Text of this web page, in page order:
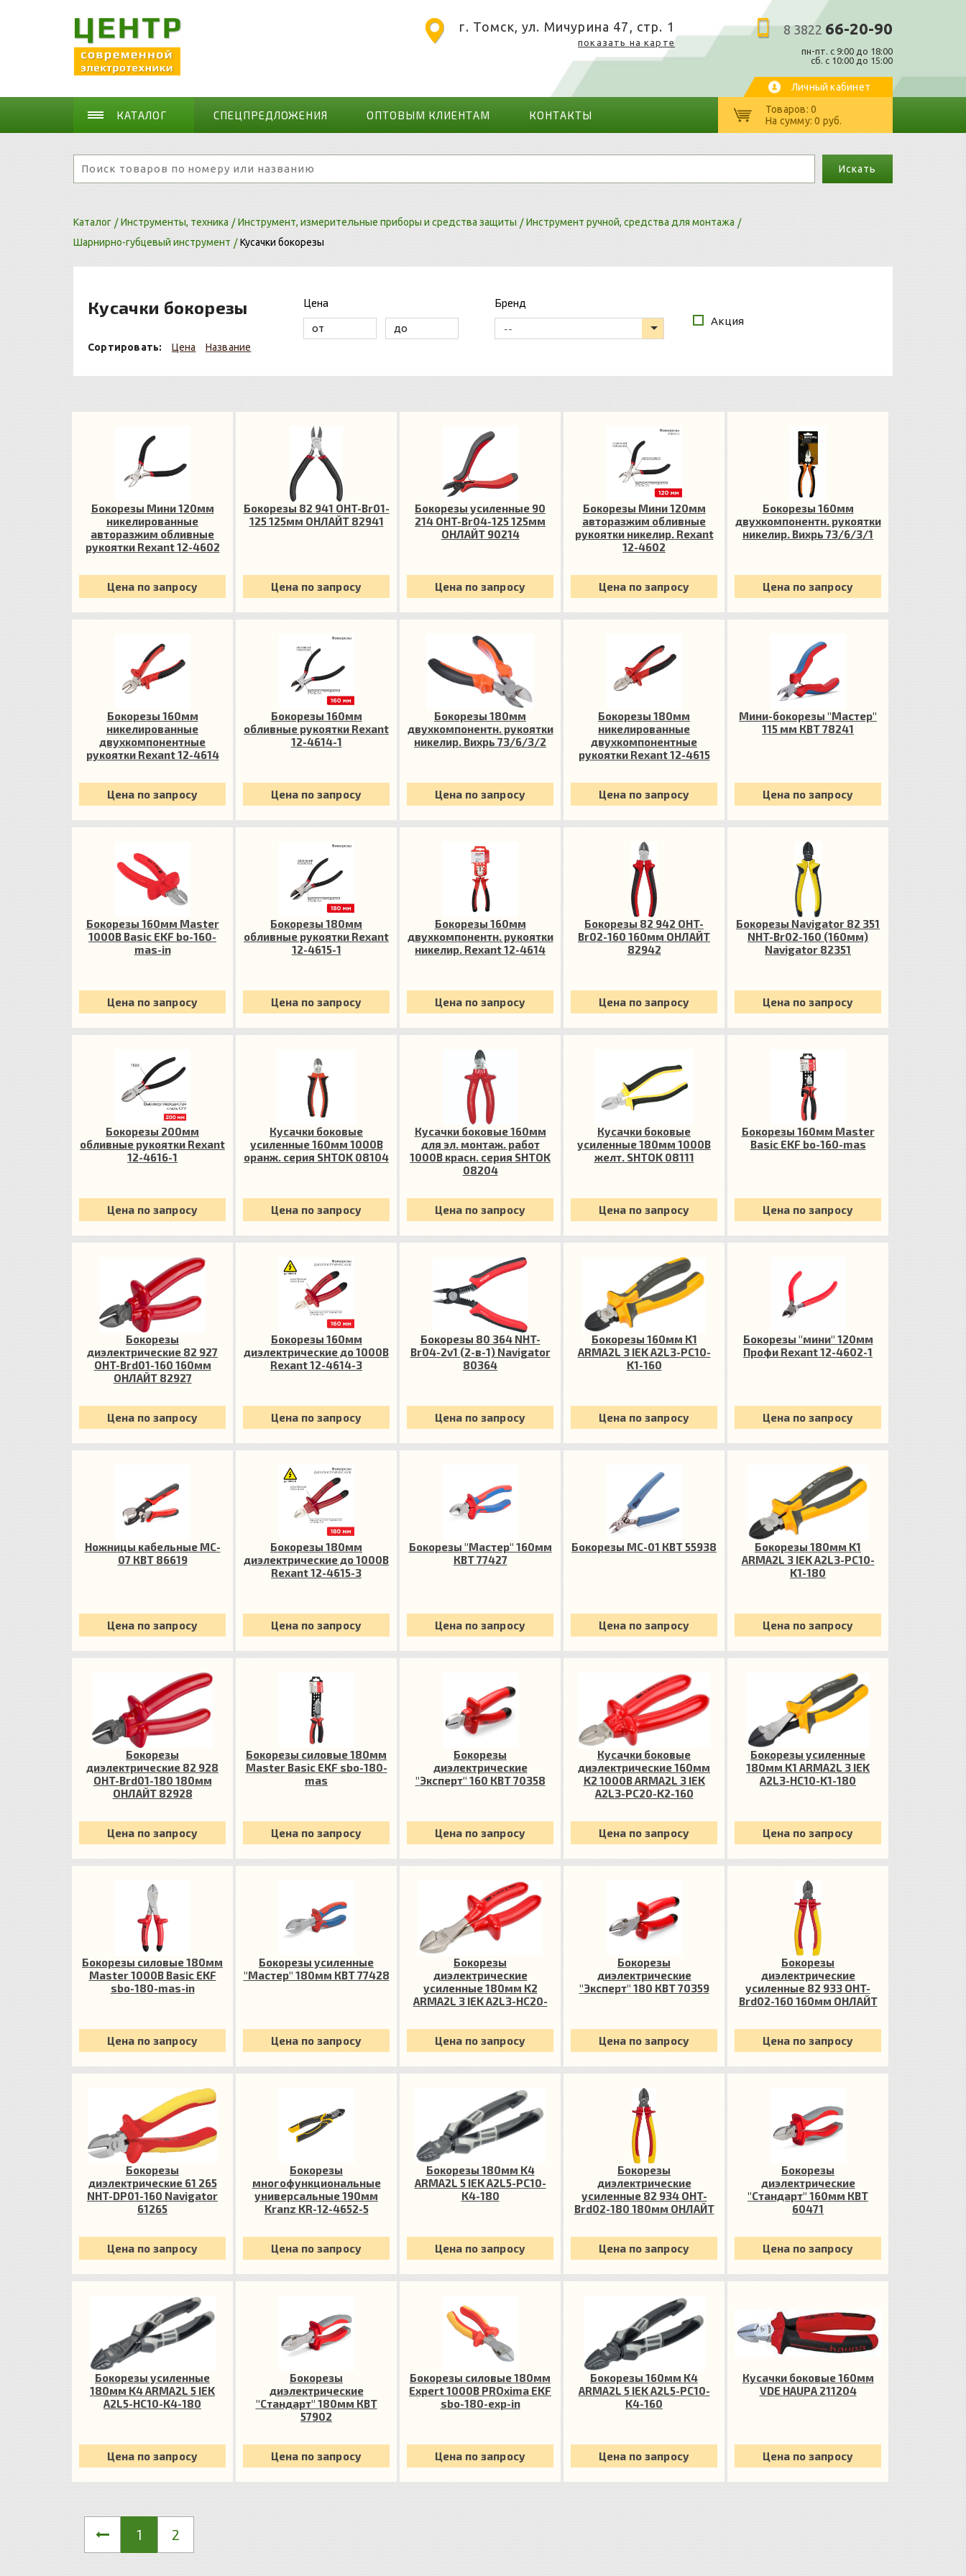
г. Томск, ул. Мичурина 47, стр. 1
показать на карте
8 3822 66-20-90
пн-пт. c 9:00 до 18:00
сб. с 10:00 до 15:00
Личный кабинет
КАТАЛОГ СПЕЦПРЕДЛОЖЕНИЯ ОПТОВЫМ КЛИЕНТАМ КОНТАКТЫ
Товаров: 0
На сумму: 0 руб.
Искать
Каталог Инструменты, техника Инструмент, измерительные приборы и средства защиты
Инструмент ручной, средства для монтажа
Шарнирно-губцевый инструмент
Кусачки бокорезы
Кусачки бокорезы
Сортировать: Цена Название
Цена Бренд
--
Акция
Бокорезы Мини 120мм
никелированные
авторазжим обливные
рукоятки Rexant 12-4602
Цена по запросу
Бокорезы 82 941 OHT-Br01-
125 125мм ОНЛАЙТ 82941
Цена по запросу
Бокорезы усиленные 90
214 OHT-Br04-125 125мм
ОНЛАЙТ 90214
Цена по запросу
Бокорезы Мини 120мм
авторазжим обливные
рукоятки никелир. Rexant
12-4602
Цена по запросу
Бокорезы 160мм
двухкомпонентн. рукоятки
никелир. Вихрь 73/6/3/1
Цена по запросу
Бокорезы 160мм
никелированные
двухкомпонентные
рукоятки Rexant 12-4614
Цена по запросу
Бокорезы 160мм
обливные рукоятки Rexant
12-4614-1
Цена по запросу
Бокорезы 180мм
двухкомпонентн. рукоятки
никелир. Вихрь 73/6/3/2
Цена по запросу
Бокорезы 180мм
никелированные
двухкомпонентные
рукоятки Rexant 12-4615
Цена по запросу
Мини-бокорезы "Мастер"
115 мм КВТ 78241
Цена по запросу
Бокорезы 160мм Master
1000В Basic EKF bo-160-
mas-in
Цена по запросу
Бокорезы 180мм
обливные рукоятки Rexant
12-4615-1
Цена по запросу
Бокорезы 160мм
двухкомпонентн. рукоятки
никелир. Rexant 12-4614
Цена по запросу
Бокорезы 82 942 OHT-
Br02-160 160мм ОНЛАЙТ
82942
Цена по запросу
Бокорезы Navigator 82 351
NHT-Br02-160 (160мм)
Navigator 82351
Цена по запросу
Бокорезы 200мм
обливные рукоятки Rexant
12-4616-1
Цена по запросу
Кусачки боковые
усиленные 160мм 1000В
оранж. серия SHTOK 08104
Цена по запросу
Кусачки боковые 160мм
для эл. монтаж. работ
1000В красн. серия SHTOK
08204
Цена по запросу
Кусачки боковые
усиленные 180мм 1000В
желт. SHTOK 08111
Цена по запросу
Бокорезы 160мм Master
Basic EKF bo-160-mas
Цена по запросу
Бокорезы
диэлектрические 82 927
OHT-Brd01-160 160мм
ОНЛАЙТ 82927
Цена по запросу
Бокорезы 160мм
диэлектрические до 1000В
Rexant 12-4614-3
Цена по запросу
Бокорезы 80 364 NHT-
Br04-2v1 (2-в-1) Navigator
80364
Цена по запросу
Бокорезы 160мм K1
ARMA2L 3 IEK A2L3-PC10-
K1-160
Цена по запросу
Бокорезы "мини" 120мм
Профи Rexant 12-4602-1
Цена по запросу
Ножницы кабельные MC-
07 КВТ 86619
Цена по запросу
Бокорезы 180мм
диэлектрические до 1000В
Rexant 12-4615-3
Цена по запросу
Бокорезы "Мастер" 160мм
КВТ 77427
Цена по запросу
Бокорезы MC-01 КВТ 55938
Цена по запросу
Бокорезы 180мм K1
ARMA2L 3 IEK A2L3-PC10-
K1-180
Цена по запросу
Бокорезы
диэлектрические 82 928
OHT-Brd01-180 180мм
ОНЛАЙТ 82928
Цена по запросу
Бокорезы силовые 180мм
Master Basic EKF sbo-180-
mas
Цена по запросу
Бокорезы
диэлектрические
"Эксперт" 160 КВТ 70358
Цена по запросу
Кусачки боковые
диэлектрические 160мм
K2 1000В ARMA2L 3 IEK
A2L3-PC20-K2-160
Цена по запросу
Бокорезы усиленные
180мм K1 ARMA2L 3 IEK
A2L3-HC10-K1-180
Цена по запросу
Бокорезы силовые 180мм
Master 1000В Basic EKF
sbo-180-mas-in
Цена по запросу
Бокорезы усиленные
"Мастер" 180мм КВТ 77428
Цена по запросу
Бокорезы
диэлектрические
усиленные 180мм K2
ARMA2L 3 IEK A2L3-HC20-
Цена по запросу
Бокорезы
диэлектрические
"Эксперт" 180 КВТ 70359
Цена по запросу
Бокорезы
диэлектрические
усиленные 82 933 OHT-
Brd02-160 160мм ОНЛАЙТ
Цена по запросу
Бокорезы
диэлектрические 61 265
NHT-DP01-160 Navigator
61265
Цена по запросу
Бокорезы
многофункциональные
универсальные 190мм
Kranz KR-12-4652-5
Цена по запросу
Бокорезы 180мм K4
ARMA2L 5 IEK A2L5-PC10-
K4-180
Цена по запросу
Бокорезы
диэлектрические
усиленные 82 934 OHT-
Brd02-180 180мм ОНЛАЙТ
Цена по запросу
Бокорезы
диэлектрические
"Стандарт" 160мм КВТ
60471
Цена по запросу
Бокорезы усиленные
180мм K4 ARMA2L 5 IEK
A2L5-HC10-K4-180
Цена по запросу
Бокорезы
диэлектрические
"Стандарт" 180мм КВТ
57902
Цена по запросу
Бокорезы силовые 180мм
Expert 1000В PROxima EKF
sbo-180-exp-in
Цена по запросу
Бокорезы 160мм K4
ARMA2L 5 IEK A2L5-PC10-
K4-160
Цена по запросу
Кусачки боковые 160мм
VDE HAUPA 211204
Цена по запросу
1 2